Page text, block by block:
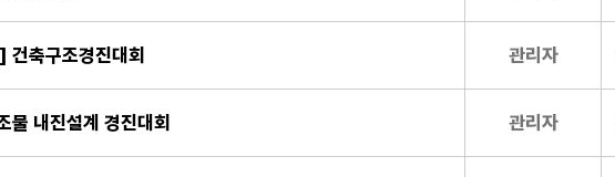
건축구조경진대회 관리자
내진설계 경진대회 관리자